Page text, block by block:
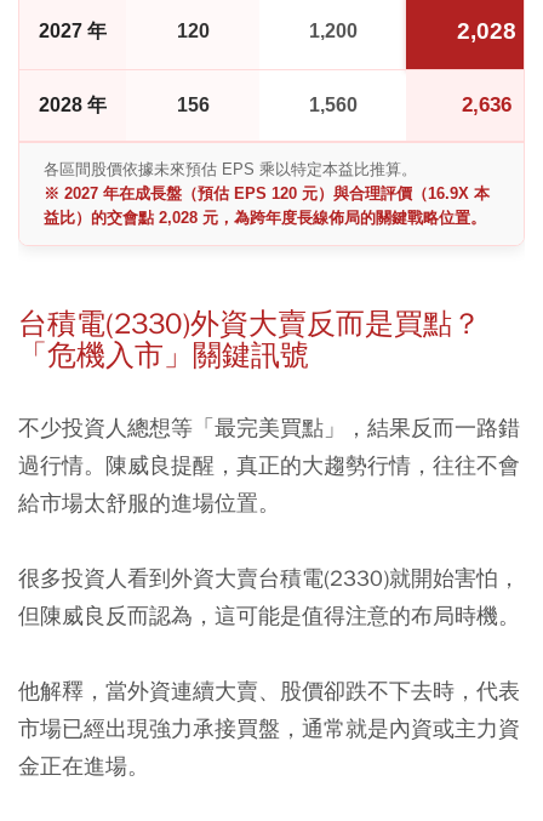
2027 年 120 1,200 2,028
2028 年 156 1,560 2,636
各區間股價依據未來預估 EPS 乘以特定本益比推算。
※ 2027 年在成長盤（預估 EPS 120 元）與合理評價（16.9X 本
益比）的交會點 2,028 元，為跨年度長線佈局的關鍵戰略位置。
台積電(2330)外資大賣反而是買點？
「危機入市」關鍵訊號
不少投資人總想等「最完美買點」，結果反而一路錯
過行情。陳威良提醒，真正的大趨勢行情，往往不會
給市場太舒服的進場位置。
很多投資人看到外資大賣台積電(2330)就開始害怕，
但陳威良反而認為，這可能是值得注意的布局時機。
他解釋，當外資連續大賣、股價卻跌不下去時，代表
市場已經出現強力承接買盤，通常就是內資或主力資
金正在進場。